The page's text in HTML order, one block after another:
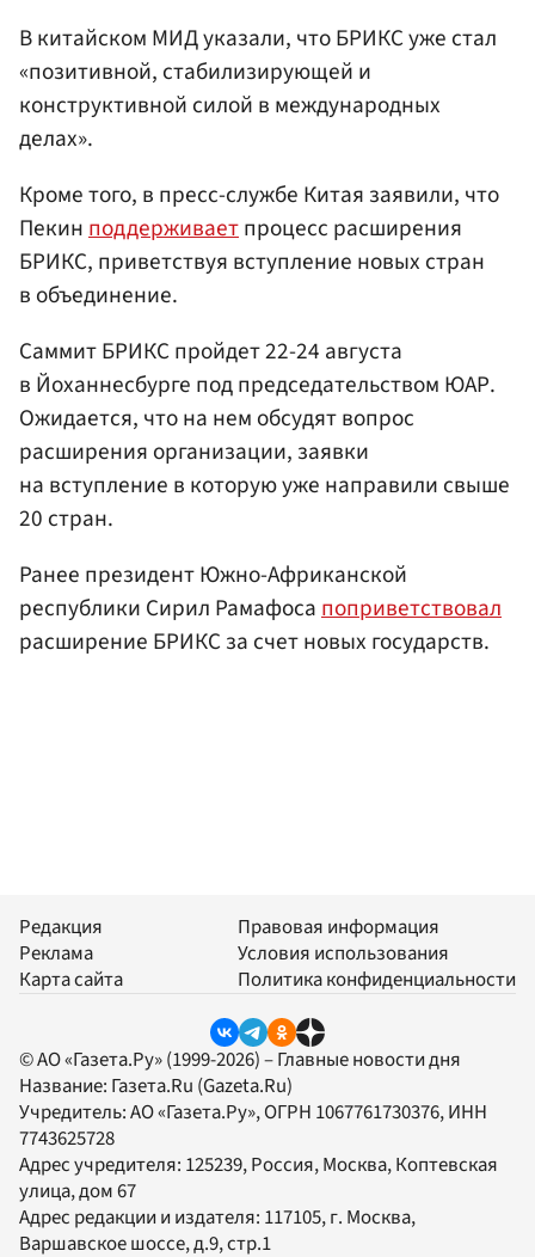
В китайском МИД указали, что БРИКС уже стал
«позитивной, стабилизирующей и
конструктивной силой в международных
делах».
Кроме того, в пресс-службе Китая заявили, что
Пекинподдерживаетпроцесс расширения
БРИКС, приветствуя вступление новых стран
в объединение.
Саммит БРИКС пройдет 22-24 августа
в Йоханнесбурге под председательством ЮАР.
Ожидается, что на нем обсудят вопрос
расширения организации, заявки
на вступление в которую уже направили свыше
20 стран.
Ранее президент Южно-Африканской
республики Сирил Рамафосапоприветствовал
расширение БРИКС за счет новых государств.
Редакция
Реклама
Карта сайта
Правовая информация
Условия использования
Политика конфиденциальности
© АО «Газета.Ру» (1999-2026) – Главные новости дня
Название: Газета.Ru (Gazeta.Ru)
Учредитель:АО «Газета.Ру», ОГРН 1067761730376, ИНН
7743625728
Адрес учредителя: 125239, Россия, Москва, Коптевская
улица, дом 67
Адрес редакции и издателя: 117105, г. Москва,
Варшавское шоссе, д.9, стр.1